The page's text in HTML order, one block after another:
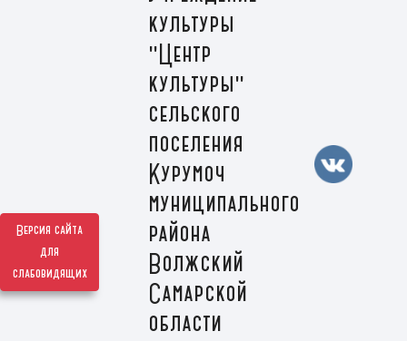
Версия сайта
для
слабовидящих
культуры
"Центр
культуры"
сельского
поселения
Курумоч
муниципального
района
Волжский
Самарской
области